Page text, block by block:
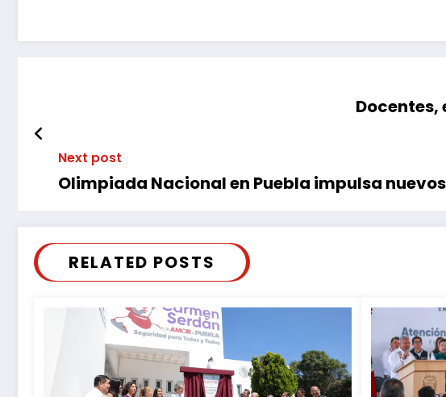
Next post
Olimpiada Nacional en Puebla impulsa
RELATED POSTS